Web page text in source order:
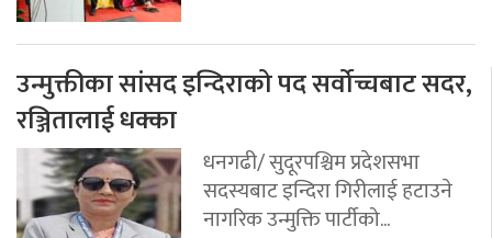
उन्मुक्तीका सांसद इन्दिराको पद सर्वोच्चबाट सदर,
रञ्जितालाई धक्का
धनगढी/ सुदूरपश्चिम प्रदेशसभा
सदस्यबाट इन्दिरा गिरीलाई हटाउने
नागरिक उन्मुक्ति पार्टीको...